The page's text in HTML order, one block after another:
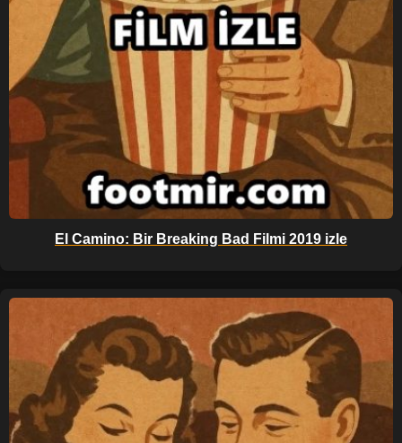
El Camino: Bir Breaking Bad Filmi 2019 izle